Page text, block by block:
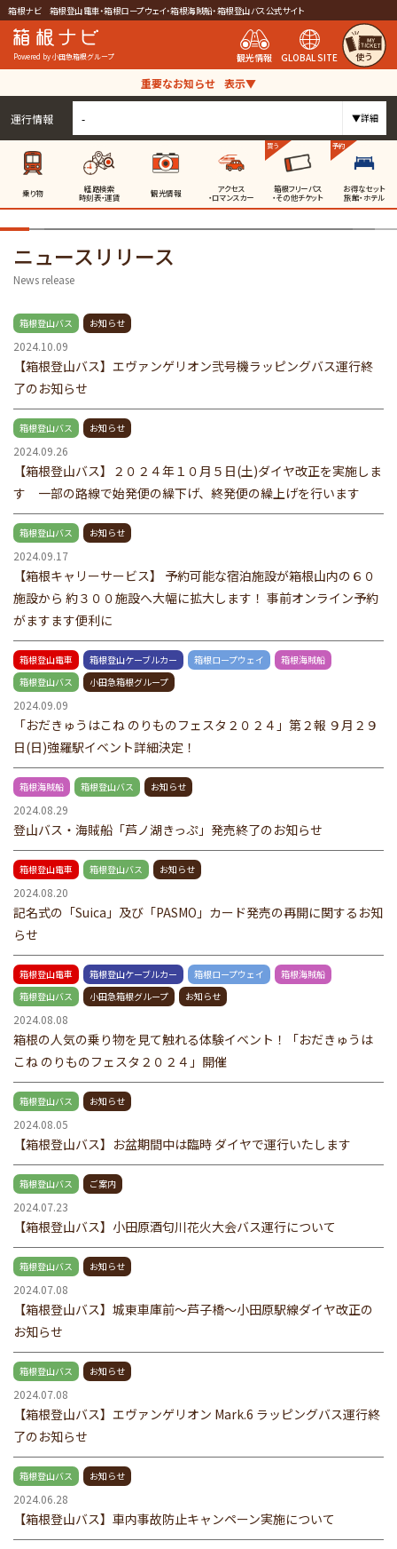
箱根ナビ 箱根登山電車・箱根ロープウェイ・箱根海賊船・箱根登山バス公式サイト
Powered by 小田急箱根グループ 観光情報 GLOBAL SITE 使う
重要なお知らせ 表示▼
運行情報 - ▼詳細
乗り物 経路検索
時刻表・運賃 観光情報 アクセス
・ロマンスカー
買う
箱根フリーパス
・その他チケット
予約
お得なセット
旅館・ホテル
ニュースリリース
News release
箱根登山バス お知らせ
2024.10.09
【箱根登山バス】エヴァンゲリオン弐号機ラッピングバス運行終
了のお知らせ
箱根登山バス お知らせ
2024.09.26
【箱根登山バス】２０２４年１０月５日(土)ダイヤ改正を実施しま
す 一部の路線で始発便の繰下げ、終発便の繰上げを行います
箱根登山バス お知らせ
2024.09.17
【箱根キャリーサービス】 予約可能な宿泊施設が箱根山内の６０
施設から 約３００施設へ大幅に拡大します！ 事前オンライン予約
がますます便利に
箱根登山電車 箱根登山ケーブルカー 箱根ロープウェイ
箱根海賊船
箱根登山バス
小田急箱根グループ
2024.09.09
「おだきゅうはこね のりものフェスタ２０２４」第２報 ９月２９
日(日)強羅駅イベント詳細決定！
箱根海賊船 箱根登山バス お知らせ
2024.08.29
登山バス・海賊船「芦ノ湖きっぷ」発売終了のお知らせ
箱根登山電車 箱根登山バス お知らせ
2024.08.20
記名式の「Suica」及び「PASMO」カード発売の再開に関するお知
らせ
箱根登山電車 箱根登山ケーブルカー 箱根ロープウェイ
箱根海賊船
箱根登山バス
小田急箱根グループ お知らせ
2024.08.08
箱根の人気の乗り物を見て触れる体験イベント！「おだきゅうは
こね のりものフェスタ２０２４」開催
箱根登山バス お知らせ
2024.08.05
【箱根登山バス】お盆期間中は臨時 ダイヤで運行いたします
箱根登山バス ご案内
2024.07.23
【箱根登山バス】小田原酒匂川花火大会バス運行について
箱根登山バス お知らせ
2024.07.08
【箱根登山バス】城東車庫前～芦子橋～小田原駅線ダイヤ改正の
お知らせ
箱根登山バス お知らせ
2024.07.08
【箱根登山バス】エヴァンゲリオン Mark.6 ラッピングバス運行終
了のお知らせ
箱根登山バス お知らせ
2024.06.28
【箱根登山バス】車内事故防止キャンペーン実施について